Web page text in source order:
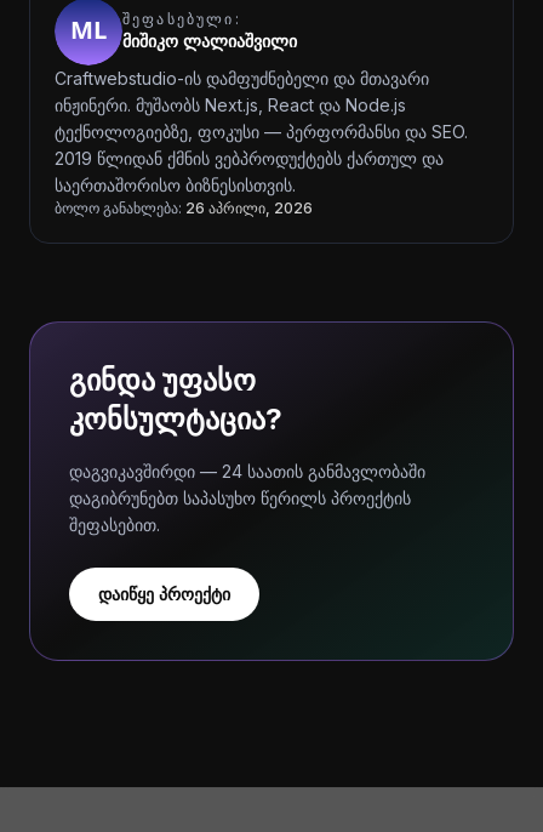
ᲨᲔᲤᲐᲡᲔᲑᲣᲚᲘ:
მიშიკო ლალიაშვილი
Craftwebstudio-ის დამფუძნებელი და მთავარი
ინჟინერი. მუშაობს Next.js, React და Node.js
ტექნოლოგიებზე, ფოკუსი — პერფორმანსი და SEO.
2019 წლიდან ქმნის ვებპროდუქტებს ქართულ და
საერთაშორისო ბიზნესისთვის.
ბოლო განახლება: 26 აპრილი, 2026
გინდა უფასო
კონსულტაცია?
დაგვიკავშირდი — 24 საათის განმავლობაში
დაგიბრუნებთ საპასუხო წერილს პროექტის
შეფასებით.
დაიწყე პროექტი